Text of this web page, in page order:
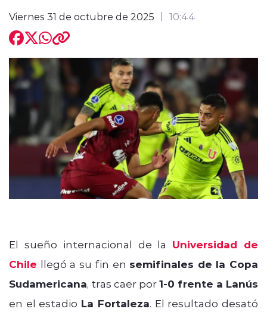
Viernes 31 de octubre de 2025 10:44
El sueño internacional de la Universidad de
Chile llegó a su fin en semifinales de la Copa
Sudamericana, tras caer por1-0 frente a Lanús
en el estadio La Fortaleza. El resultado desató